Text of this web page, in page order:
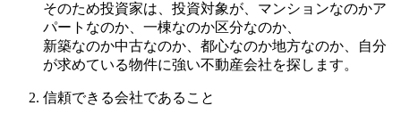
そのため投資家は、投資対象が、マンションなのかア
パートなのか、一棟なのか区分なのか、
新築なのか中古なのか、都心なのか地方なのか、自分
が求めている物件に強い不動産会社を探します。
信頼できる会社であること